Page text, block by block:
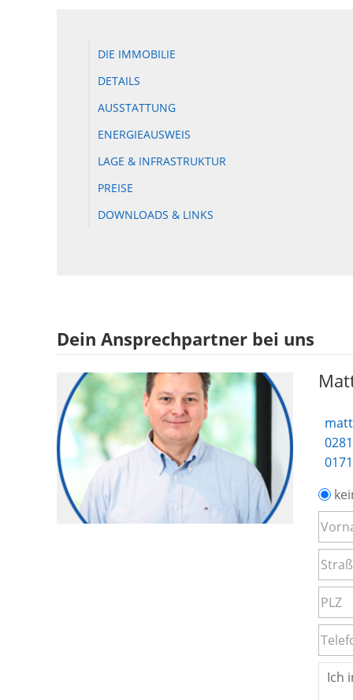
DIE IMMOBILIE
DETAILS
AUSSTATTUNG
ENERGIEAUSWEIS
LAGE & INFRASTRUKTUR
PREISE
DOWNLOADS & LINKS
Dein Ansprechpartner bei uns